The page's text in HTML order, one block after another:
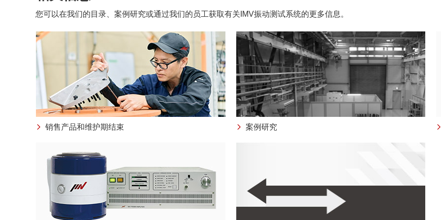
您可以在我们的目录、案例研究或通过我们的员工获取有关IMV振动测试系统的更多信息。
销售产品和维护期结束 案例研究